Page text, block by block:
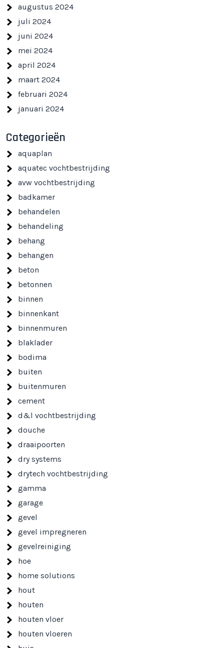
augustus 2024
juli 2024
juni 2024
mei 2024
april 2024
maart 2024
februari 2024
januari 2024
Categorieën
aquaplan
aquatec vochtbestrijding
avw vochtbestrijding
badkamer
behandelen
behandeling
behang
behangen
beton
betonnen
binnen
binnenkant
binnenmuren
blaklader
bodima
buiten
buitenmuren
cement
d&l vochtbestrijding
douche
draaipoorten
dry systems
drytech vochtbestrijding
gamma
garage
gevel
gevel impregneren
gevelreiniging
hoe
home solutions
hout
houten
houten vloer
houten vloeren